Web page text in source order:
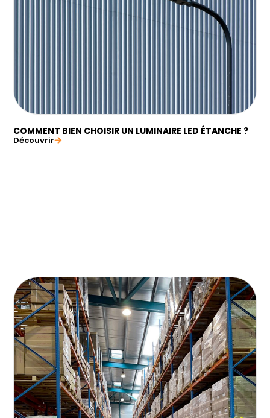
COMMENT BIEN CHOISIR UN LUMINAIRE LED ÉTANCHE ?
Découvrir